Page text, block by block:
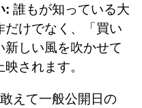
: 誰もが知っている大
だけでなく、「買い
しい風を吹かせて
されます。
敢えて一般公開日の